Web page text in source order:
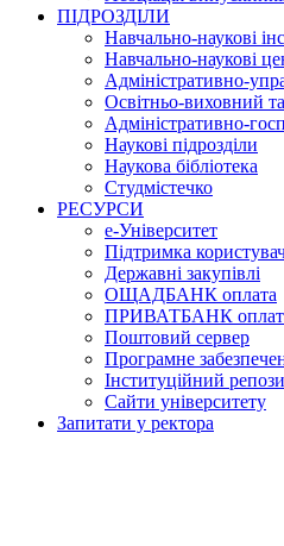
ПІДРОЗДІЛИ
Навчально-наукові
Навчально-наукові
Адміністративно-
Освітньо-виховний
Адміністративно-
Наукові підрозділи
Наукова бібліотека
Студмістечко
РЕСУРСИ
е-Університет
Підтримка
Державні закупівлі
ОЩАДБАНК оплата
ПРИВАТБАНК
Поштовий сервер
Програмне
Інституційний
Сайти університету
Запитати у ректора